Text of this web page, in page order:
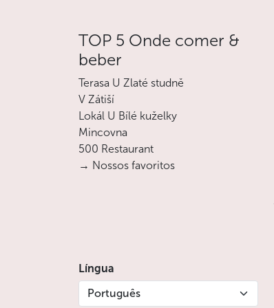
TOP 5 Onde comer &
beber
Terasa U Zlaté studně
V Zátiší
Lokál U Bílé kuželky
Mincovna
500 Restaurant
→ Nossos favoritos
Língua
Português